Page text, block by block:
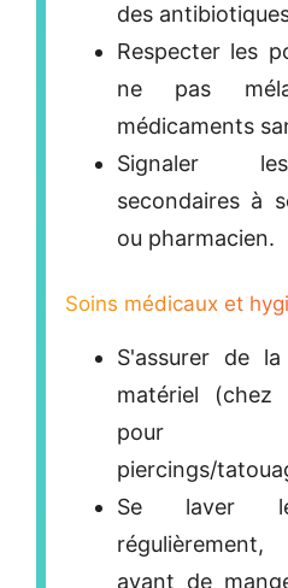
des
Respecter les
ne pas
médicaments
Signaler
secondaires à
ou pharmacien.
Soins médicaux et
S'assurer de la
matériel (chez
piercings/
Se laver
avant de